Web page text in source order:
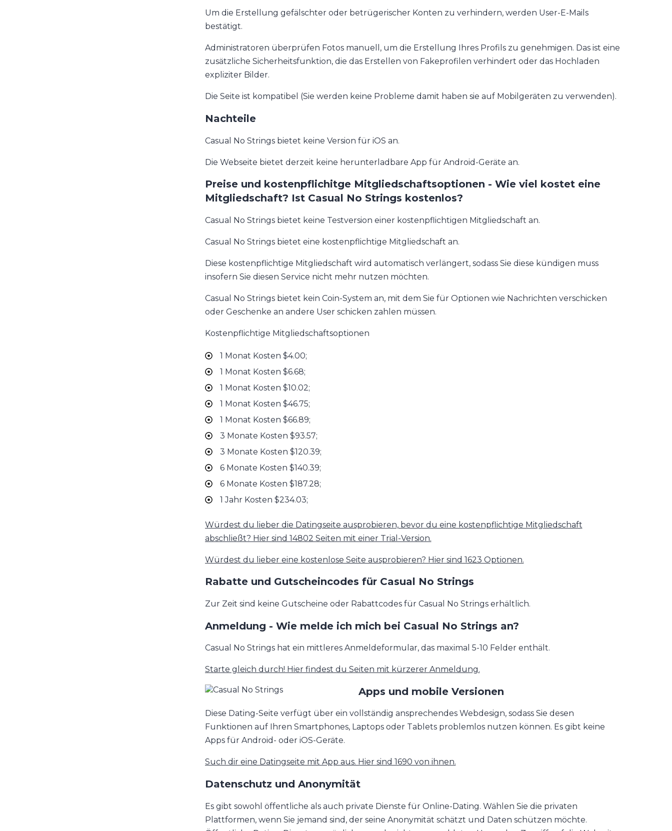
Um die Erstellung gefälschter oder betrügerischer Konten zu verhindern, werden User-E-Mails
bestätigt.
Administratoren überprüfen Fotos manuell, um die Erstellung Ihres Profils zu genehmigen. Das ist eine
zusätzliche Sicherheitsfunktion, die das Erstellen von Fakeprofilen verhindert oder das Hochladen
expliziter Bilder.
Die Seite ist kompatibel (Sie werden keine Probleme damit haben sie auf Mobilgeräten zu verwenden).
Nachteile
Casual No Strings bietet keine Version für iOS an.
Die Webseite bietet derzeit keine herunterladbare App für Android-Geräte an.
Preise und kostenpflichitge Mitgliedschaftsoptionen - Wie viel kostet eine
Mitgliedschaft? Ist Casual No Strings kostenlos?
Casual No Strings bietet keine Testversion einer kostenpflichtigen Mitgliedschaft an.
Casual No Strings bietet eine kostenpflichtige Mitgliedschaft an.
Diese kostenpflichtige Mitgliedschaft wird automatisch verlängert, sodass Sie diese kündigen muss
insofern Sie diesen Service nicht mehr nutzen möchten.
Casual No Strings bietet kein Coin-System an, mit dem Sie für Optionen wie Nachrichten verschicken
oder Geschenke an andere User schicken zahlen müssen.
Kostenpflichtige Mitgliedschaftsoptionen
1 Monat Kosten $4.00;
1 Monat Kosten $6.68;
1 Monat Kosten $10.02;
1 Monat Kosten $46.75;
1 Monat Kosten $66.89;
3 Monate Kosten $93.57;
3 Monate Kosten $120.39;
6 Monate Kosten $140.39;
6 Monate Kosten $187.28;
1 Jahr Kosten $234.03;
Würdest du lieber die Datingseite ausprobieren, bevor du eine kostenpflichtige Mitgliedschaft
abschließt? Hier sind 14802 Seiten mit einer Trial-Version.
Würdest du lieber eine kostenlose Seite ausprobieren? Hier sind 1623 Optionen.
Rabatte und Gutscheincodes für Casual No Strings
Zur Zeit sind keine Gutscheine oder Rabattcodes für Casual No Strings erhältlich.
Anmeldung - Wie melde ich mich bei Casual No Strings an?
Casual No Strings hat ein mittleres Anmeldeformular, das maximal 5-10 Felder enthält.
Starte gleich durch! Hier findest du Seiten mit kürzerer Anmeldung.
Apps und mobile Versionen
Diese Dating-Seite verfügt über ein vollständig ansprechendes Webdesign, sodass Sie desen
Funktionen auf Ihren Smartphones, Laptops oder Tablets problemlos nutzen können. Es gibt keine
Apps für Android- oder iOS-Geräte.
Such dir eine Datingseite mit App aus. Hier sind 1690 von ihnen.
Datenschutz und Anonymität
Es gibt sowohl öffentliche als auch private Dienste für Online-Dating. Wählen Sie die privaten
Plattformen, wenn Sie jemand sind, der seine Anonymität schätzt und Daten schützen möchte.